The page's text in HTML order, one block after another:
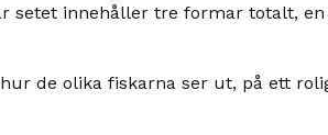
setet innehåller tre formar totalt,
de olika fiskarna ser ut, på ett